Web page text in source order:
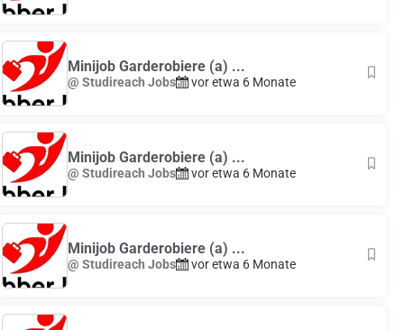
Minijob Garderobiere (a) ...
@ Studireach Jobs vor etwa 6 Monate
Minijob Garderobiere (a) ...
@ Studireach Jobs vor etwa 6 Monate
Minijob Garderobiere (a) ...
@ Studireach Jobs vor etwa 6 Monate